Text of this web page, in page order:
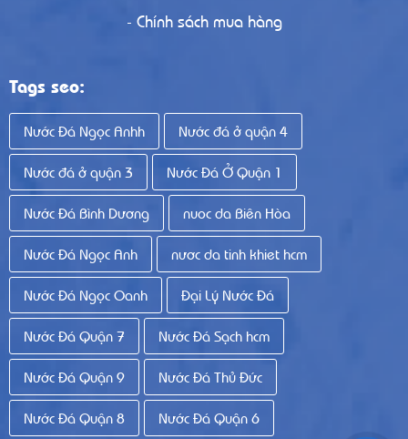
- Chính sách mua hàng
Tags seo:
Nước Đá Ngọc Anhh Nước đá ở quận 4
Nước đá ở quận 3 Nước Đá Ở Quận 1
Nước Đá Bình Dương nuoc da Biên Hòa
Nước Đá Ngọc Anh nươc da tinh khiet hcm
Nước Đá Ngọc Oanh Đại Lý Nước Đá
Nước Đá Quận 7 Nước Đá Sạch hcm
Nước Đá Quận 9 Nước Đá Thủ Đức
Nước Đá Quận 8 Nước Đá Quận 6